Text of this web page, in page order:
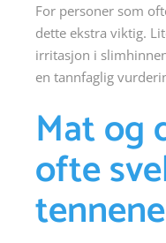
For personer som
dette ekstra viktig.
irritasjon i
en tannfaglig
Mat og
ofte
tennene